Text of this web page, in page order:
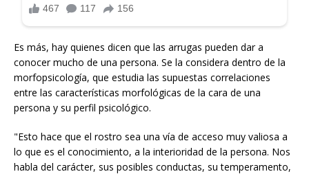
Es más, hay quienes dicen que las arrugas pueden dar a
conocer mucho de una persona. Se la considera dentro de la
morfopsicología, que estudia las supuestas correlaciones
entre las características morfológicas de la cara de una
persona y su perfil psicológico.
"Esto hace que el rostro sea una vía de acceso muy valiosa a
lo que es el conocimiento, a la interioridad de la persona. Nos
habla del carácter, sus posibles conductas, su temperamento,